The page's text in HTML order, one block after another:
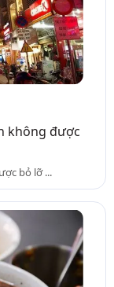
không được
bỏ lỡ ...